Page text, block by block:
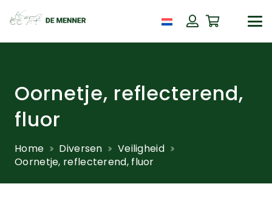
Oornetje, reflecterend,
fluor
Home Diversen
Veiligheid
Oornetje, reflecterend, fluor